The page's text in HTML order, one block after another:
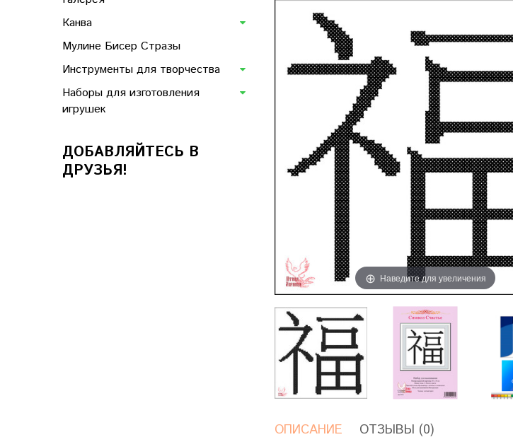
Канва
Мулине Бисер Стразы
Инструменты для творчества
Наборы для изготовления
игрушек
ДОБАВЛЯЙТЕСЬ В
ДРУЗЬЯ!
Наведите для увеличения
ОПИСАНИЕ ОТЗЫВЫ (0)